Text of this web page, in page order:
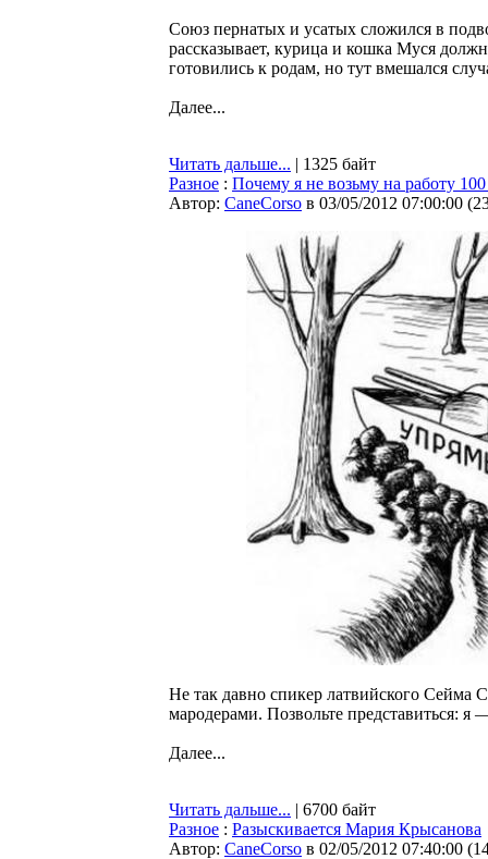
Союз пернатых и усатых сложился в
рассказывает, курица и кошка Муся
готовились к родам, но тут вмешался
Далее...
Читать дальше... | 1325 байт
Разное : Почему я не возьму на работу
Автор: CaneCorso в 03/05/2012 07:00:00 (
Не так давно спикер латвийского Сейма
мародерами. Позвольте представиться: я
Далее...
Читать дальше... | 6700 байт
Разное : Разыскивается Мария Крысанова
Автор: CaneCorso в 02/05/2012 07:40:00 (